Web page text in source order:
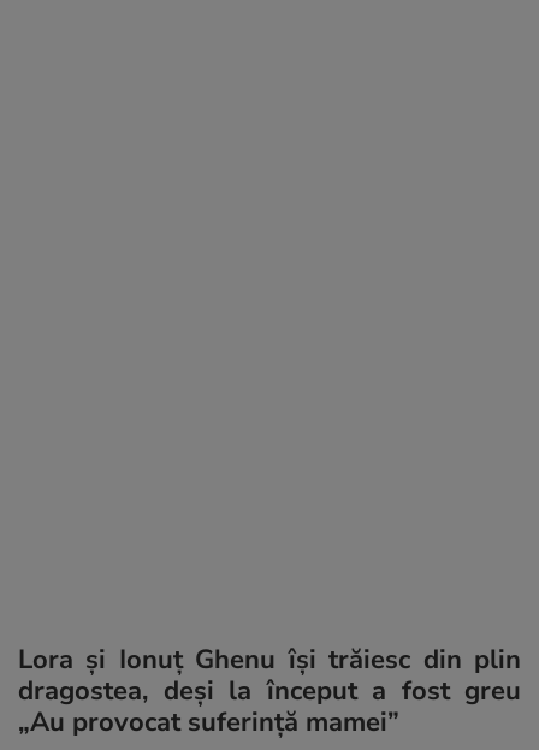
Lora și Ionuț Ghenu își trăiesc din plin
dragostea, deși la început a fost greu
„Au provocat suferință mamei”